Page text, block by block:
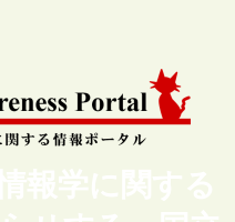
報学に関する